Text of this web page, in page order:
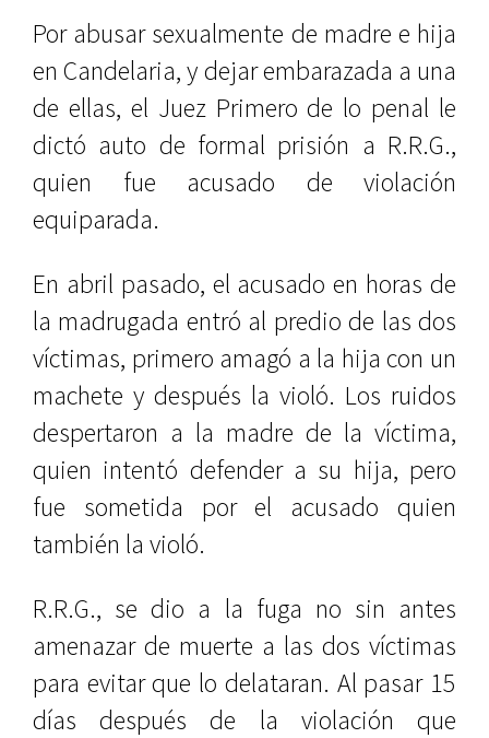
Por abusar sexualmente de madre e hija
en Candelaria, y dejar embarazada a una
de ellas, el Juez Primero de lo penal le
dictó auto de formal prisión a R.R.G.,
quien fue acusado de violación
equiparada.
En abril pasado, el acusado en horas de
la madrugada entró al predio de las dos
víctimas, primero amagó a la hija con un
machete y después la violó. Los ruidos
despertaron a la madre de la víctima,
quien intentó defender a su hija, pero
fue sometida por el acusado quien
también la violó.
R.R.G., se dio a la fuga no sin antes
amenazar de muerte a las dos víctimas
para evitar que lo delataran. Al pasar 15
días después de la violación que